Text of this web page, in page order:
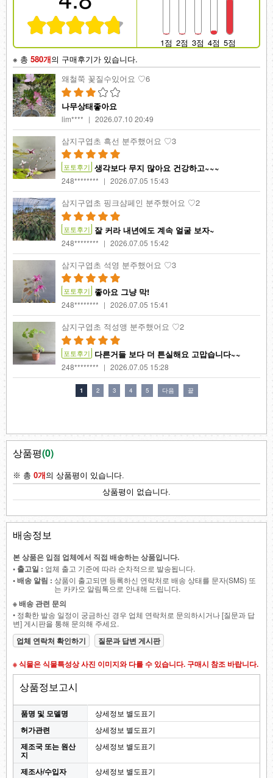
상품평(0)
배송정보
본 상품은 입점 업체에서 직접 배송하는 상품입니다.
• 출고일 : 업체 출고 기준에 따라 순차적으로 발송됩니다.
• 배송 알림 : 상품이 출고되면 등록하신 연락처로 배송 상태를 문자(SMS) 또
는 카카오 알림톡으로 안내해 드립니다.
※ 배송 관련 문의
• 정확한 발송 일정이 궁금하신 경우 업체 연락처로 문의하시거나 [질문과 답
변] 게시판을 통해 문의해 주세요.
업체 연락처 확인하기 질문과 답변 게시판
※ 식물은 식물특성상 사진 이미지와 다를 수 있습니다. 구매시 참조 바랍니다.
상품정보고시
품명 및 모델명 상세정보 별도표기
허가관련 상세정보 별도표기
제조국 또는 원산
지
상세정보 별도표기
제조사/수입자 상세정보 별도표기